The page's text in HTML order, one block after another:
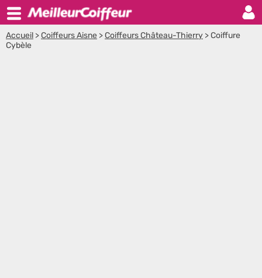
Accueil >Coiffeurs Aisne >Coiffeurs Château-Thierry >Coiffure
Cybèle